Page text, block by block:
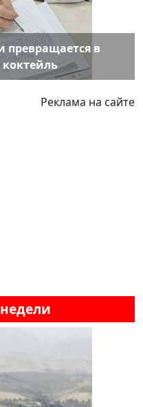
превращается в
Реклама на сайте